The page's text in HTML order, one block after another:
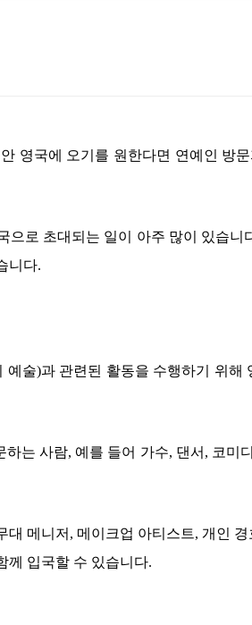
영국에 오기를 원한다면 연예인 방
으로 초대되는 일이 아주 많이 있습니
니다.
예술)과 관련된 활동을 수행하기 위해
하는 사람, 예를 들어 가수, 댄서 , 코미
대 메니저 , 메이크업 아티스트, 개인 경
께 입국할 수 있습니다.